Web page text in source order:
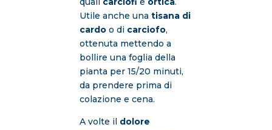
Utile anche una tisana di
cardoo di carciofo,
ottenuta mettendo a
bollire una foglia della
pianta per 15/20 minuti,
da prendere prima di
colazione e cena.
A volte il dolore